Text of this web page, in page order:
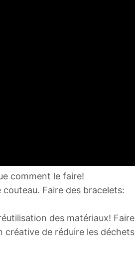
comment le faire!
Faire des bracelets:
des matériaux! Faire
de réduire les déchets